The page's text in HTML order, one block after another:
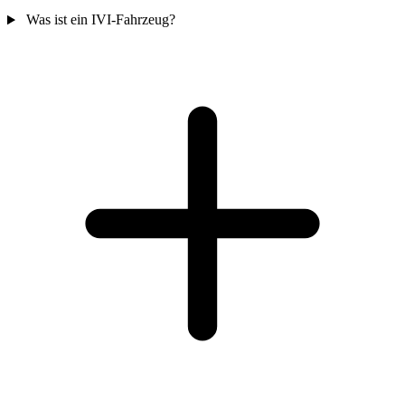
Was ist ein IVI-Fahrzeug?